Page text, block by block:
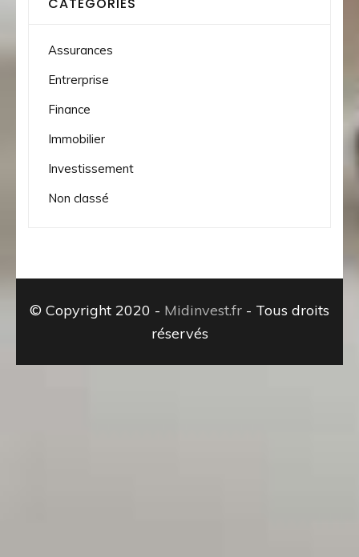
Assurances
Entrerprise
Finance
Immobilier
Investissement
Non classé
© Copyright 2020 - Midinvest.fr - Tous droits
réservés